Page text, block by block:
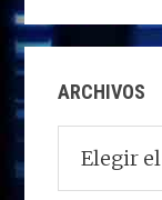
ARCHIVOS